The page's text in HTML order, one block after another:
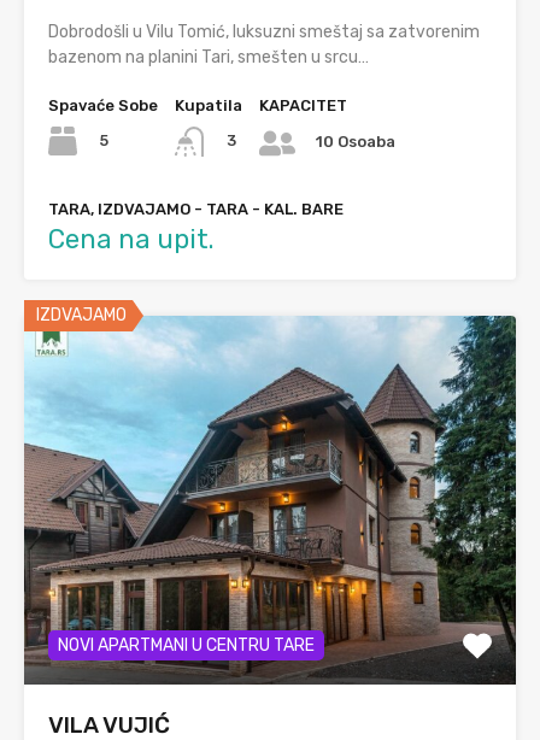
Dobrodošli u Vilu Tomić, luksuzni smeštaj sa zatvorenim
bazenom na planini Tari, smešten u srcu…
Spavaće Sobe
5
Kupatila
3
KAPACITET
10 Osoaba
TARA, IZDVAJAMO - TARA - KAL. BARE
Cena na upit.
IZDVAJAMO
NOVI APARTMANI U CENTRU TARE
VILA VUJIĆ